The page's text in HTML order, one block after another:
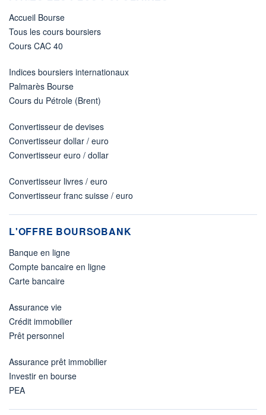
Accueil Bourse
Tous les cours boursiers
Cours CAC 40
Indices boursiers internationaux
Palmarès Bourse
Cours du Pétrole (Brent)
Convertisseur de devises
Convertisseur dollar / euro
Convertisseur euro / dollar
Convertisseur livres / euro
Convertisseur franc suisse / euro
L'OFFRE BOURSOBANK
Banque en ligne
Compte bancaire en ligne
Carte bancaire
Assurance vie
Crédit immobilier
Prêt personnel
Assurance prêt immobilier
Investir en bourse
PEA